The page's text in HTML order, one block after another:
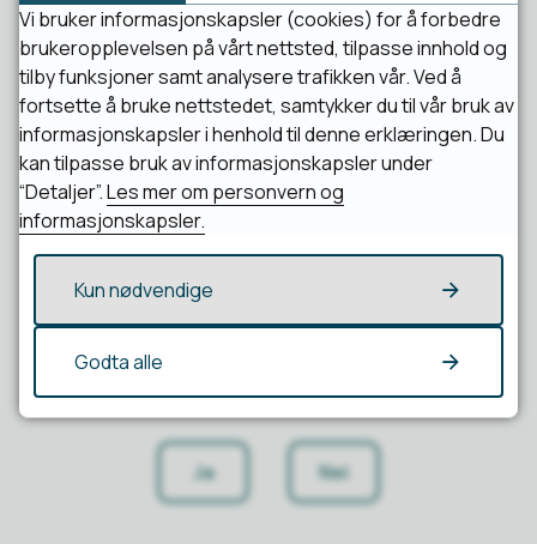
kommunen varsles.
Publisert 10.03.2026 11:58
Sist endret 10.03.2026 11:58
Fant du det du lette etter?
Ja Nei
Vi bruker informasjonskapsler (cookies) for å forbedre
brukeropplevelsen på vårt nettsted, tilpasse innhold og
tilby funksjoner samt analysere trafikken vår. Ved å
fortsette å bruke nettstedet, samtykker du til vår bruk av
informasjonskapsler i henhold til denne erklæringen. Du
kan tilpasse bruk av informasjonskapsler under
“Detaljer”.Les mer om personvern og
informasjonskapsler.
Kun nødvendige
Godta alle